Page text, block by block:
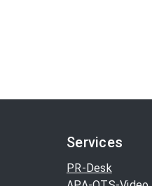
Services
PR-Desk